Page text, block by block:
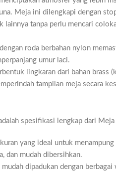
Meja ini dilengkapi dengan
tanpa perlu mencari
roda berbahan nylon
umur laci.
lingkaran dari bahan
tampilan meja secara
spesifikasi lengkap dari
yang ideal untuk
dan mudah dibersihkan.
dipadukan dengan berbagai